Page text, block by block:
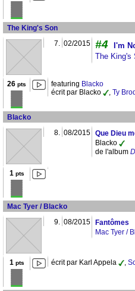
The King's Son
7. 02/2015 #4
I'm
The King's
26 pts featuring Blacko
écrit par Blacko
, Ty
Blacko
8. 08/2015 Que Dieu
Blacko
de l'album
1 pts
Mac Tyer / Blacko
9. 08/2015
Fantômes
Mac Tyer /
1 pts écrit par Karl Appela ,